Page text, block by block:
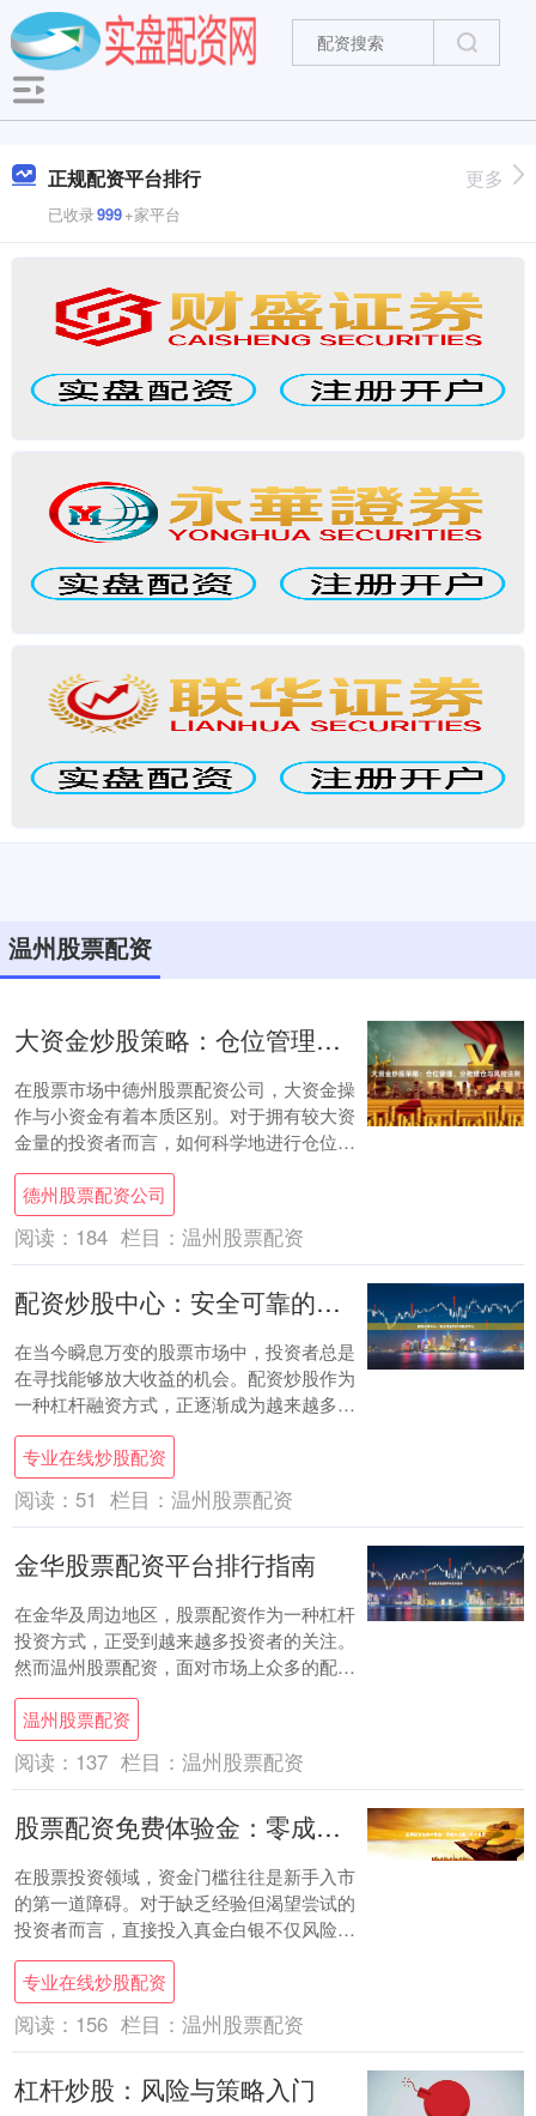
正规配资平台排行
已收录999+家平台
更多
温州股票配资
大资金炒股策略：仓位管理、分批建仓与风控法则
在股票市场中德州股票配资公司，大资金操
作与小资金有着本质区别。对于拥有较大资
金量的投资者而言，如何科学地进行仓位管
理、分批建仓以及严格执行风控，是决定长
期收益的....
德州股票配资公司
阅读： 184 栏目： 温州股票配资
配资炒股中心：安全可靠的杠杆融资平台
在当今瞬息万变的股票市场中，投资者总是
在寻找能够放大收益的机会。配资炒股作为
一种杠杆融资方式，正逐渐成为越来越多投
资者关注的焦点。然而，面对市场上众多的
配资平台....
专业在线炒股配资
阅读： 51 栏目： 温州股票配资
金华股票配资平台排行指南
在金华及周边地区，股票配资作为一种杠杆
投资方式，正受到越来越多投资者的关注。
然而温州股票配资，面对市场上众多的配资
平台，如何选择一家安全、合规且服务优质
的机构，....
温州股票配资
阅读： 137 栏目： 温州股票配资
股票配资免费体验金：零成本试盘，新手首选
在股票投资领域，资金门槛往往是新手入市
的第一道障碍。对于缺乏经验但渴望尝试的
投资者而言，直接投入真金白银不仅风险较
高，还容易因操作失误造成不必要的损失。
此时，*....
专业在线炒股配资
阅读： 156 栏目： 温州股票配资
杠杆炒股：风险与策略入门